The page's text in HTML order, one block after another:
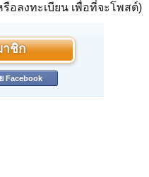
อลงทะเบียน เพื่อที่จะโพสต์)
ชิก
Facebook